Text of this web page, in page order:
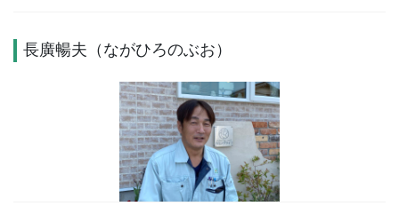
長廣暢夫（ながひろのぶお）